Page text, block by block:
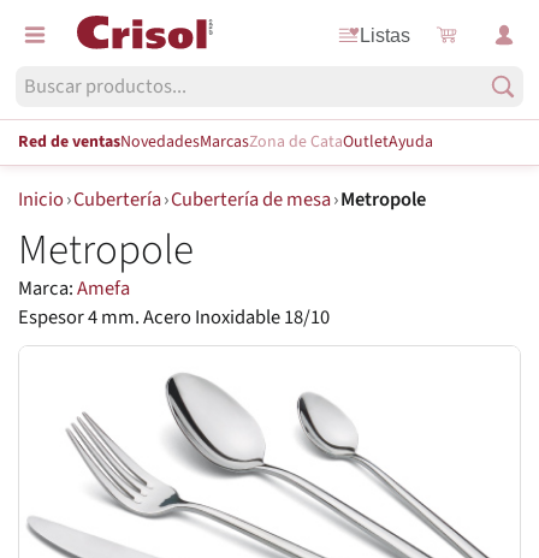
Listas
Red de ventasNovedadesMarcasZona de CataOutletAyuda
Inicio›Cubertería›Cubertería de mesa›Metropole
Metropole
Marca:Amefa
Espesor 4 mm. Acero Inoxidable 18/10